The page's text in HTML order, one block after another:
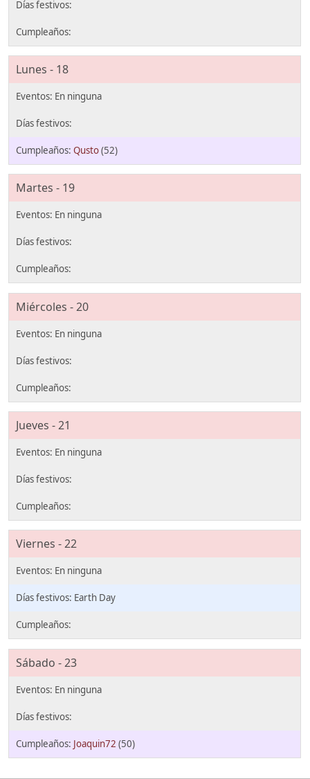
Lunes - 18
Qusto(52)
Martes - 19
Miércoles - 20
Jueves - 21
Viernes - 22
Earth Day
Sábado - 23
Joaquin72 (50)